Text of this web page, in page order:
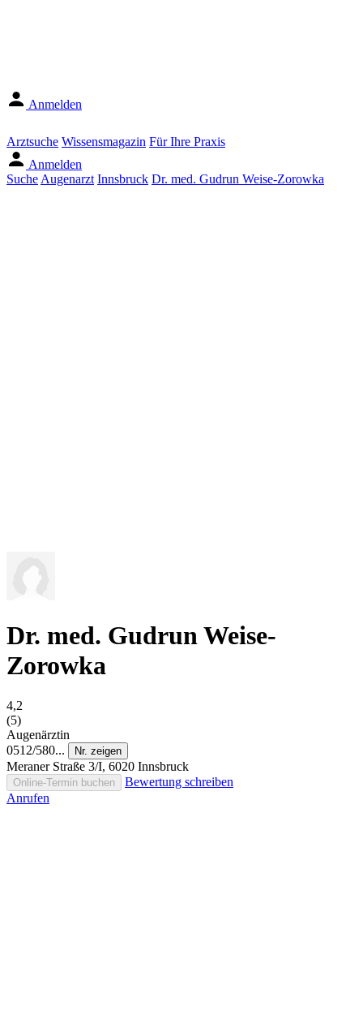
Anmelden
Arztsuche Wissensmagazin Für Ihre Praxis
Anmelden
Suche Augenarzt Innsbruck Dr. med. Gudrun Weise-Zorowka
Dr. med. Gudrun Weise-
Zorowka
4,2
(5)
Augenärztin
0512/580...
Nr. zeigen
Meraner Straße 3/I, 6020 Innsbruck
Online-Termin buchen
Bewertung schreiben
Anrufen